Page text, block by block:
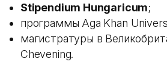
Stipendium Hungaricum;
программы Aga Khan
магистратуры в
Chevening.